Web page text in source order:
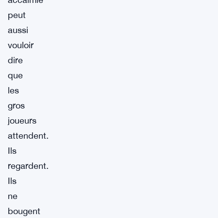
peut
aussi
vouloir
dire
que
les
gros
joueurs
attendent.
Ils
regardent.
Ils
ne
bougent